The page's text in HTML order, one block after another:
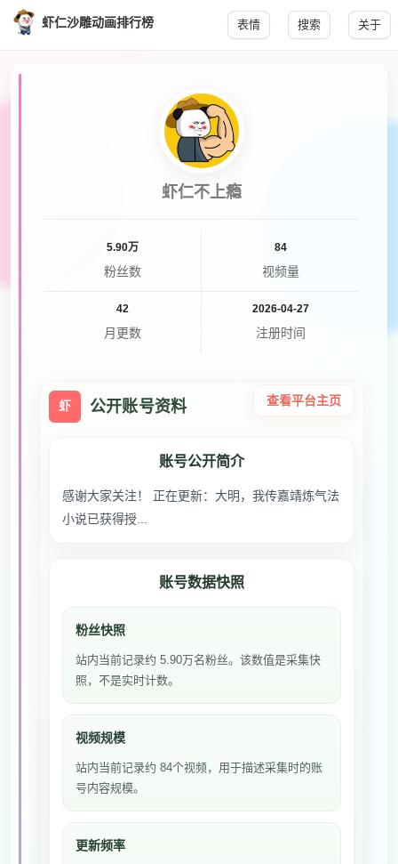
虾仁沙雕动画排行榜 表情 搜索 关于
虾仁不上瘾
5.90万
粉丝数
84
视频量
42
月更数
2026-04-27
注册时间
虾 公开账号资料 查看平台主页
账号公开简介
感谢大家关注！ 正在更新：大明，我传嘉靖炼气法
小说已获得授...
账号数据快照
粉丝快照
站内当前记录约 5.90万名粉丝。该数值是采集快
照，不是实时计数。
视频规模
站内当前记录约 84个视频，用于描述采集时的账
号内容规模。
更新频率